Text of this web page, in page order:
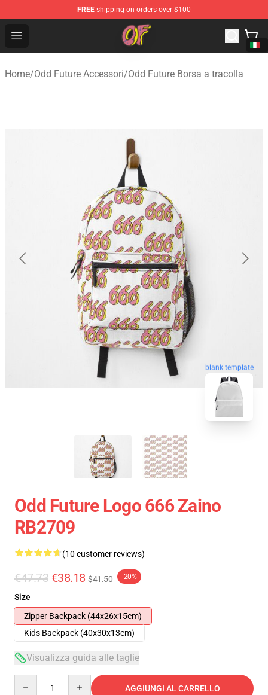
FREE shipping on orders over $100
Open menu
Odd Future Shop - Official Odd Future Merchandise Store
Home/Odd Future Accessori/Odd Future Borsa a tracolla
blank template
Odd Future Logo 666 Zaino
RB2709
(10 customer reviews)
€47.73 €38.18 $41.50 -20%
Size
Zipper Backpack (44x26x15cm)
Kids Backpack (40x30x13cm)
Visualizza guida alle taglie
AGGIUNGI AL CARRELLO